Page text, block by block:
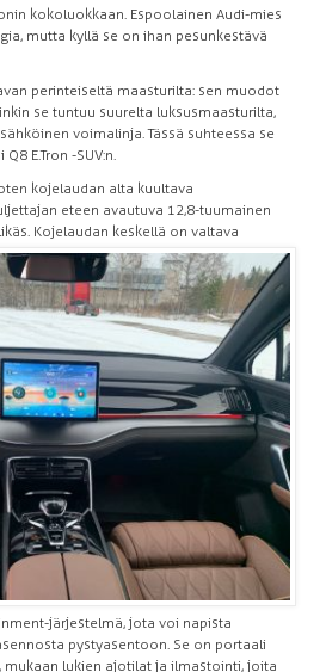
kokoluokkaan. Espoolainen Audi-mies
mutta kyllä se on ihan pesunkestävä
perinteiseltä maasturilta: sen muodot
se tuntuu suurelta luksusmaasturilta,
voimalinja. Tässä suhteessa se
E.Tron -SUV:n.
kojelaudan alta kuultava
eteen avautuva 12,8-tuumainen
Kojelaudan keskellä on valtava
järjestelmä, jota voi napista
pystyasentoon. Se on portaali
mukaan lukien ajotilat ja ilmastointi, joita